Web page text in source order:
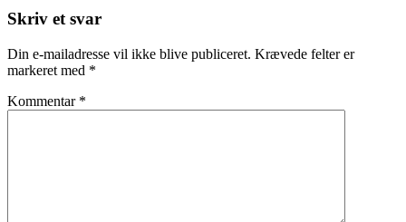
Skriv et svar
Din e-mailadresse vil ikke blive publiceret. Krævede felter er
markeret med *
Kommentar *